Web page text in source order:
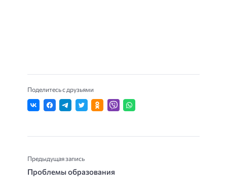
Поделитесь с друзьями
Предыдущая запись
Проблемы образования